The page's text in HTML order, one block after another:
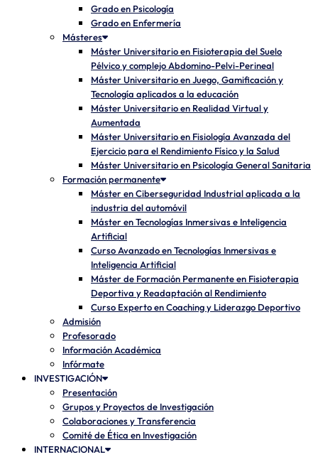
Grado en Psicología
Grado en Enfermería
Másteres
Máster Universitario en Fisioterapia del Suelo
Pélvico y complejo Abdomino-Pelvi-Perineal
Máster Universitario en Juego, Gamificación y
Tecnología aplicados a la educación
Máster Universitario en Realidad Virtual y
Aumentada
Máster Universitario en Fisiología Avanzada del
Ejercicio para el Rendimiento Físico y la Salud
Máster Universitario en Psicología General Sanitaria
Formación permanente
Máster en Ciberseguridad Industrial aplicada a la
industria del automóvil
Máster en Tecnologías Inmersivas e Inteligencia
Artificial
Curso Avanzado en Tecnologías Inmersivas e
Inteligencia Artificial
Máster de Formación Permanente en Fisioterapia
Deportiva y Readaptación al Rendimiento
Curso Experto en Coaching y Liderazgo Deportivo
Admisión
Profesorado
Información Académica
Infórmate
INVESTIGACIÓN
Presentación
Grupos y Proyectos de Investigación
Colaboraciones y Transferencia
Comité de Ética en Investigación
INTERNACIONAL